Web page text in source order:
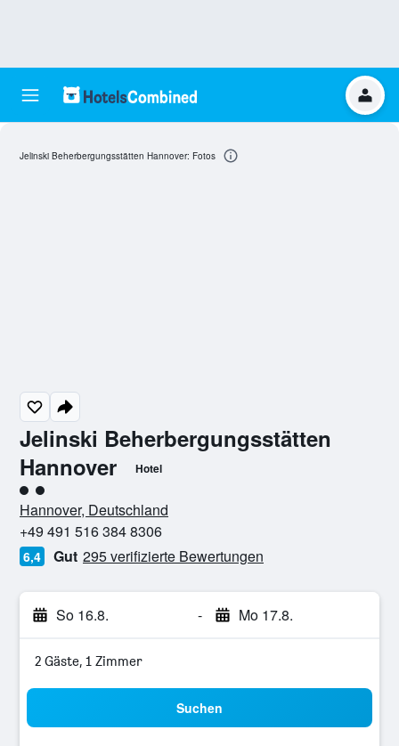
Jelinski Beherbergungsstätten
Hannover
Hotel
Bewertungskategorie 2
Hannover, Deutschland
+49 491 516 384 8306
6,4 Gut 295 verifizierte Bewertungen
So 16.8. - Mo 17.8.
2 Gäste, 1 Zimmer
Suchen
Jelinski Beherbergungsstätten Hannover: Fotos